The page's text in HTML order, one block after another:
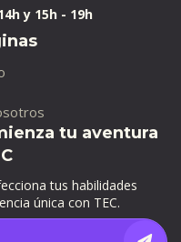
y 15h - 19h
tu aventura
tus habilidades
única con TEC.